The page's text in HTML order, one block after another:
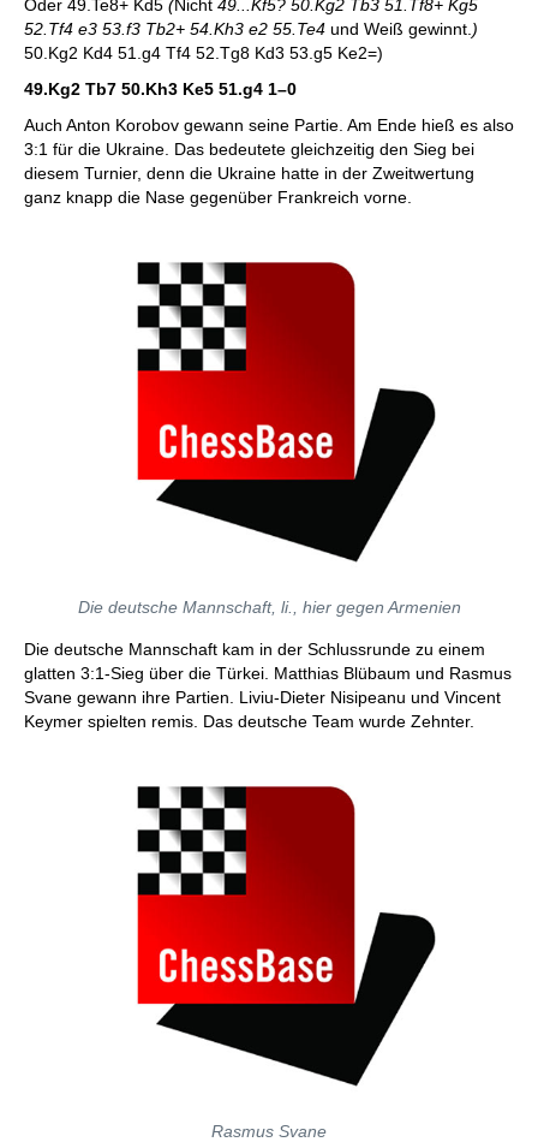
Oder 49.Te8+ Kd5 (Nicht 49...Kf5? 50.Kg2 Tb3 51.Tf8+ Kg5
52.Tf4 e3 53.f3 Tb2+ 54.Kh3 e2 55.Te4 und Weiß gewinnt. )
50.Kg2 Kd4 51.g4 Tf4 52.Tg8 Kd3 53.g5 Ke2=)
49.Kg2 Tb7 50.Kh3 Ke5 51.g4 1–0
Auch Anton Korobov gewann seine Partie. Am Ende hieß es also
3:1 für die Ukraine. Das bedeutete gleichzeitig den Sieg bei
diesem Turnier, denn die Ukraine hatte in der Zweitwertung
ganz knapp die Nase gegenüber Frankreich vorne.
Die deutsche Mannschaft, li., hier gegen Armenien
Die deutsche Mannschaft kam in der Schlussrunde zu einem
glatten 3:1-Sieg über die Türkei. Matthias Blübaum und Rasmus
Svane gewann ihre Partien. Liviu-Dieter Nisipeanu und Vincent
Keymer spielten remis. Das deutsche Team wurde Zehnter.
Rasmus Svane